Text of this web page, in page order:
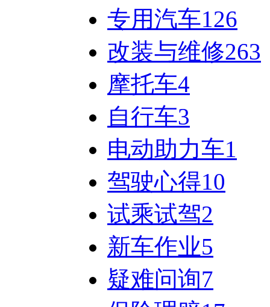
专用汽车126
改装与维修263
摩托车4
自行车3
电动助力车1
驾驶心得10
试乘试驾2
新车作业5
疑难问询7